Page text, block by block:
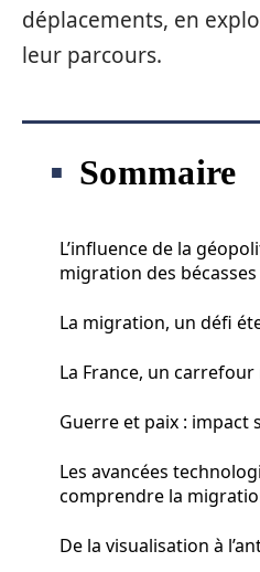
déplacements, en
leur parcours.
Sommaire
L’influence de la
migration des bécasses
La migration, un défi
La France, un
Guerre et paix : impact
Les avancées
comprendre la
De la visualisation à